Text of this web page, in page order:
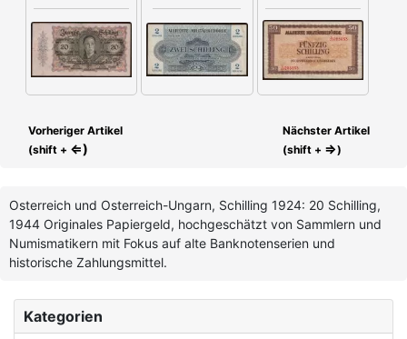
Kategorien
Vorheriger Artikel
(shift + ⇐)
Nächster Artikel
(shift + ⇒)
Osterreich und Osterreich-Ungarn, Schilling 1924: 20 Schilling,
1944 Originales Papiergeld, hochgeschätzt von Sammlern und
Numismatikern mit Fokus auf alte Banknotenserien und
historische Zahlungsmittel.